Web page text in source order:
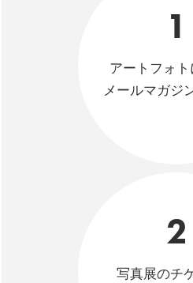
1
アートフォ
メールマガジ
2
写真展のチ